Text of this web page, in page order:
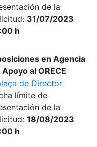
de la
31/07/2023
h
en Agencia
Apoyo al ORECE
de Director
límite de
de la
18/08/2023
h